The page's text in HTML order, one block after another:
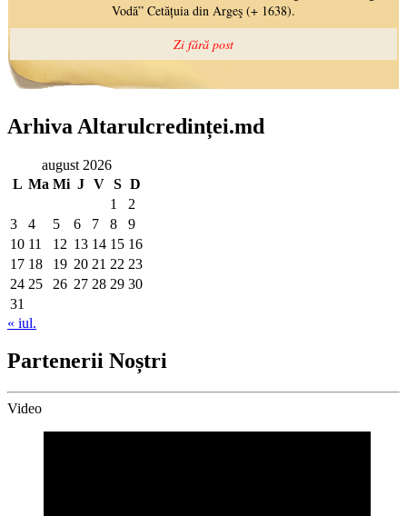
Arhiva Altarulcredinței.md
august 2026
L Ma Mi J V S D
1
2
3
4 5 6 7 8
9
10 11 12 13 14 15 16
17 18 19 20 21 22 23
24 25 26 27 28 29 30
31
« iul.
Partenerii Noștri
Video